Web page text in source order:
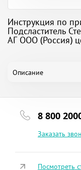
Инструкция по
Подсластитель
АГ ООО (Россия)
Описание
8 800
Заказать
Посмотреть